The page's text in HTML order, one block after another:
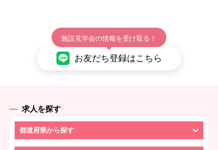
施設見学会の情報を受け取る！
お友だち登録はこちら
求人を探す
都道府県から探す